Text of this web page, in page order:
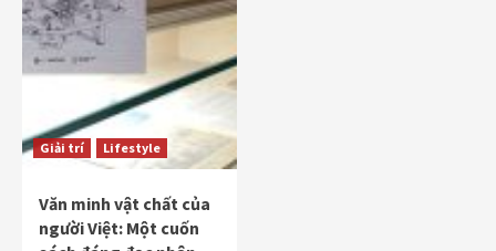
Giải trí Lifestyle
Văn minh vật chất của
người Việt: Một cuốn